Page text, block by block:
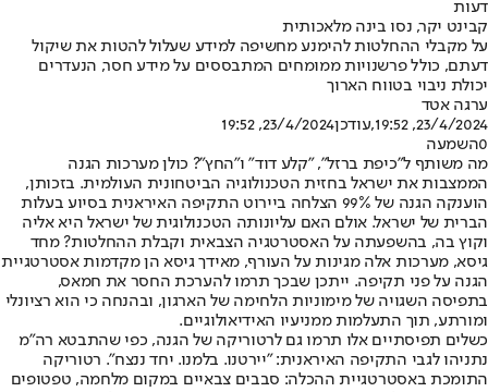
דעות
קבינט יקר, נסו בינה מלאכותית
על מקבלי ההחלטות להימנע מחשיפה למידע שעלול להטות את שיקול
דעתם, כולל פרשנויות ממומחים המתבססים על מידע חסר, הנעדרים
יכולת ניבוי בטווח הארוך
ערגה אטד
23/4/2024, 19:52
,עודכן23/4/2024, 19:52
0השמעה
מה משותף ל"כיפת ברזל", "קלע דוד" ו"החץ"? כולן מערכות הגנה
הממצבות את ישראל בחזית הטכנולוגיה הביטחונית העולמית. בזכותן,
הוענקה הגנה של 99% הצלחה ביירוט התקיפה האיראנית בסיוע בעלות
הברית של ישראל. אולם האם עליונותה הטכנולוגית של ישראל היא אליה
וקוץ בה, בהשפעתה על האסטרטגיה הצבאית וקבלת ההחלטות? מחד
גיסא, מערכות אלה מגינות על העורף, מאידך גיסא הן מקדמות אסטרטגיית
הגנה על פני תקיפה. ייתכן שבכך תרמו להערכת החסר את חמאס,
בתפיסה השגויה של מימוניות הלחימה של הארגון, ובהנחה כי הוא רציונלי
ומורתע, תוך התעלמות ממניעיו האידיאולוגיים.
כשלים תפיסתיים אלו תרמו גם לרטוריקה של הגנה, כפי שהתבטא רה"מ
נתניהו לגבי התקיפה האיראנית: "יירטנו. בלמנו. יחד ננצח". רטוריקה
התומכת באסטרטגיית ההכלה: סבבים צבאיים במקום מלחמה, טפטופים